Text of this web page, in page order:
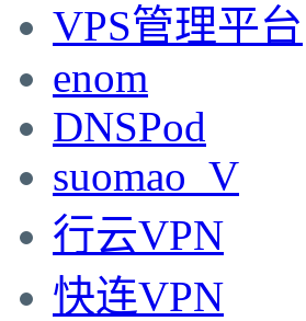
VPS管理平台
enom
DNSPod
suomao_V
行云VPN
快连VPN